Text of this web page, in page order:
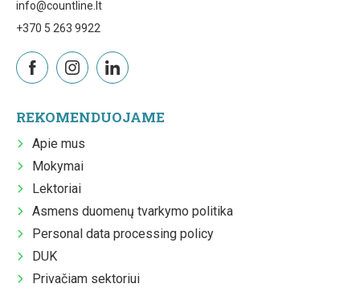
info@countline.lt
+370 5 263 9922
REKOMENDUOJAME
Apie mus
Mokymai
Lektoriai
Asmens duomenų tvarkymo politika
Personal data processing policy
DUK
Privačiam sektoriui